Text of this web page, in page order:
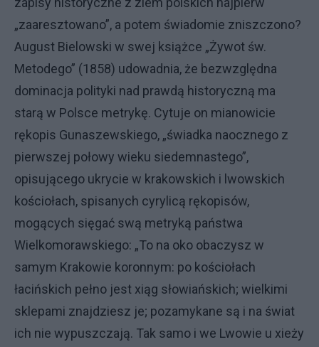
„zaaresztowano”, a potem świadomie zniszczono?
August Bielowski w swej książce „Żywot św.
Metodego” (1858) udowadnia, że bezwzględna
dominacja polityki nad prawdą historyczną ma
starą w Polsce metrykę. Cytuje on mianowicie
rękopis Gunaszewskiego, „świadka naocznego z
pierwszej połowy wieku siedemnastego”,
opisującego ukrycie w krakowskich i lwowskich
kościołach, spisanych cyrylicą rękopisów,
mogących sięgać swą metryką państwa
Wielkomorawskiego: „To na oko obaczysz w
samym Krakowie koronnym: po kościołach
łacińskich pełno jest xiąg słowiańskich; wielkimi
sklepami znajdziesz je; pozamykane są i na świat
ich nie wypuszczają. Tak samo i we Lwowie u xieży